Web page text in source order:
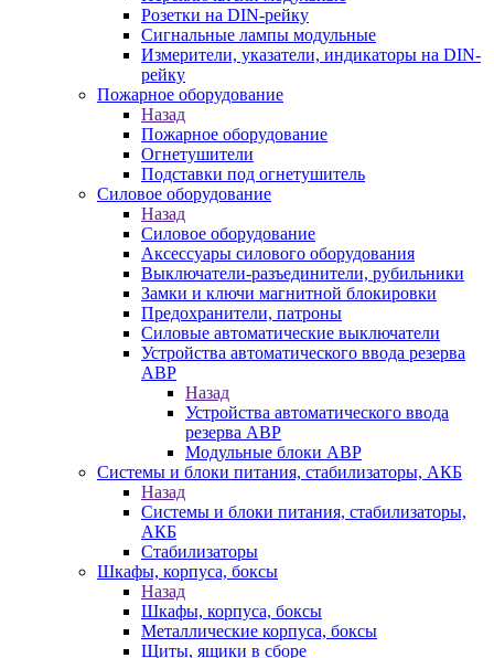
Розетки на DIN-рейку
Сигнальные лампы модульные
Измерители, указатели, индикаторы на DIN-
рейку
Пожарное оборудование
Назад
Пожарное оборудование
Огнетушители
Подставки под огнетушитель
Силовое оборудование
Назад
Силовое оборудование
Аксессуары силового оборудования
Выключатели-разъединители, рубильники
Замки и ключи магнитной блокировки
Предохранители, патроны
Силовые автоматические выключатели
Устройства автоматического ввода резерва
АВР
Назад
Устройства автоматического ввода
резерва АВР
Модульные блоки АВР
Системы и блоки питания, стабилизаторы, АКБ
Назад
Системы и блоки питания, стабилизаторы,
АКБ
Стабилизаторы
Шкафы, корпуса, боксы
Назад
Шкафы, корпуса, боксы
Металлические корпуса, боксы
Щиты, ящики в сборе